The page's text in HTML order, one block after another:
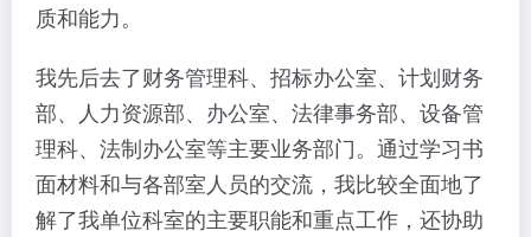
质和能力。
我先后去了财务管理科、招标办公室、计划财务
部、人力资源部、办公室、法律事务部、设备管
理科、法制办公室等主要业务部门。通过学习书
面材料和与各部室人员的交流，我比较全面地了
解了我单位科室的主要职能和重点工作，还协助